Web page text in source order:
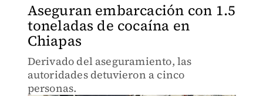
Aseguran embarcación con 1.5
toneladas de cocaína en
Chiapas
Derivado del aseguramiento, las
autoridades detuvieron a cinco
personas.